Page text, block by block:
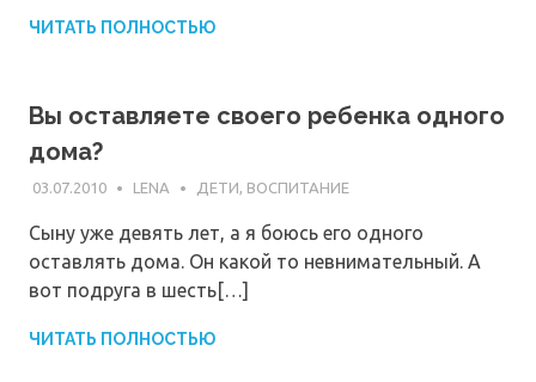
ЧИТАТЬ ПОЛНОСТЬЮ
Вы оставляете своего ребенка одного
дома?
03.07.2010 LENA ДЕТИ, ВОСПИТАНИЕ
Сыну уже девять лет, а я боюсь его одного
оставлять дома. Он какой то невнимательный. А
вот подруга в шесть[…]
ЧИТАТЬ ПОЛНОСТЬЮ